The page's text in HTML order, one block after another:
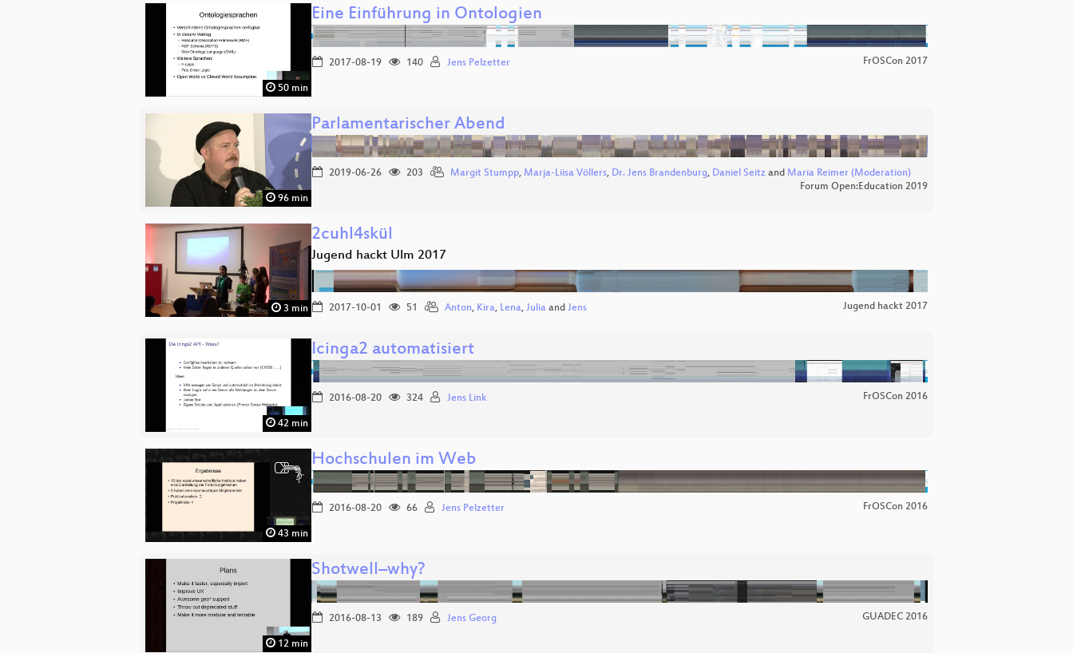
50 min
Eine Einführung in Ontologien
2017-08-19 140 Jens Pelzetter FrOSCon 2017
96 min
Parlamentarischer Abend
2019-06-26 203 Margit Stumpp, Marja-Liisa Völlers, Dr. Jens Brandenburg, Daniel Seitz and Maria Reimer (Moderation)
Forum Open:Education 2019
3 min
2cuhl4skül
Jugend hackt Ulm 2017
2017-10-01 51 Anton, Kira, Lena, Julia and Jens Jugend hackt 2017
42 min
Icinga2 automatisiert
2016-08-20 324 Jens Link FrOSCon 2016
43 min
Hochschulen im Web
2016-08-20 66 Jens Pelzetter FrOSCon 2016
12 min
Shotwell–why?
2016-08-13 189 Jens Georg GUADEC 2016